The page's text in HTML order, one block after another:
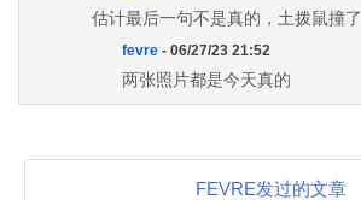
估计最后一句不是真的，土拨鼠撞了
fevre - 06/27/23 21:52
两张照片都是今天真的
FEVRE发过的文章